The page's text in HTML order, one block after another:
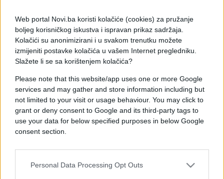
Web portal Novi.ba koristi kolačiće (cookies) za pružanje
boljeg korisničkog iskustva i ispravan prikaz sadržaja.
Kolačići su anonimizirani i u svakom trenutku možete
izmijeniti postavke kolačića u vašem Internet pregledniku.
Slažete li se sa korištenjem kolačića?
Please note that this website/app uses one or more Google
services and may gather and store information including but
not limited to your visit or usage behaviour. You may click to
grant or deny consent to Google and its third-party tags to
use your data for below specified purposes in below Google
consent section.
Personal Data Processing Opt Outs
mareći za sutra, zagrljeni, zaljubljeni i s ogromnom
vjerom u bolje sutra. U njenim očima sam vidio san,
san o nama, o svjetlijoj budućnosti i o obitelji, san
koji sam i sam imao. Sada, nakon toliko godina,
pitam se sjeti li se ona ikada tog sna i pita li se
jesmo li možda ipak mogli sve to ostvariti. Možda
bi sada bilo lakše, sada kada mi novac više nije
problem, ali znam da ništa ne bi bilo isto. I svaki put
kada legnem u topao krevet, razmišljam kako bih
sve to mijenjao za jedan otrcani, stari i hladni
krevet u kojem smo ja i ona zagrljeni, sretni.